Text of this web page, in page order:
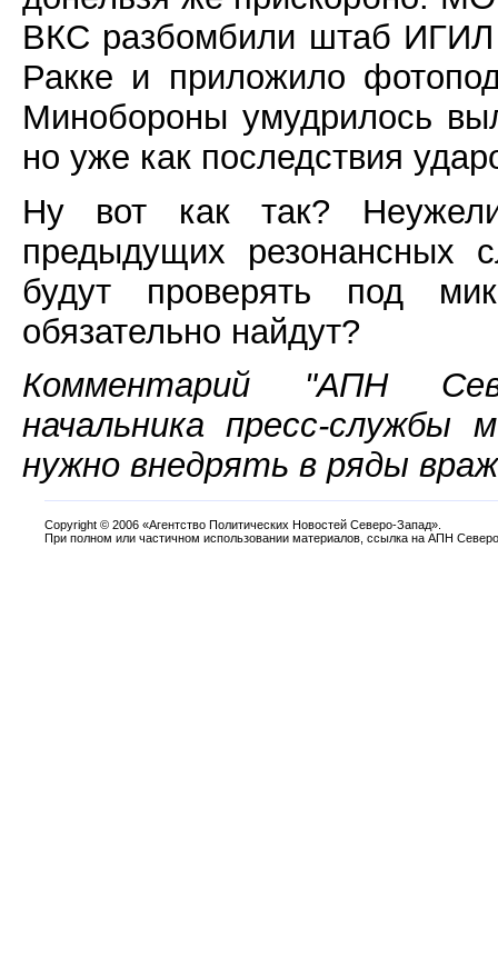
ВКС разбомбили штаб ИГИЛ
Ракке и приложило
Минобороны умудрилось
но уже как последствия
Ну вот как так?
предыдущих резонансных
будут проверять под
обязательно найдут?
Комментарий "АПН
начальника пресс-службы
нужно внедрять в ряды
Copyright © 2006 «Агентство Политических Новостей Северо-Запад».
При полном или частичном использовании материалов, ссылка на АПН